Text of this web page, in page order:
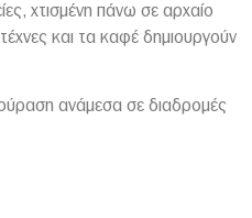
χτισμένη πάνω σε αρχαίο
και τα καφέ δημιουργούν
ανάμεσα σε διαδρομές